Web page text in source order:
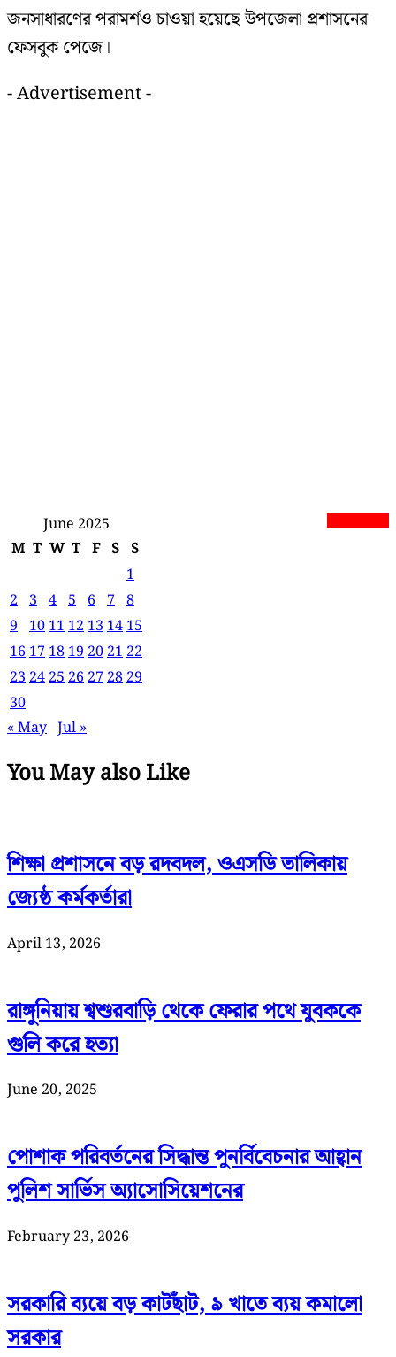
জনসাধারণের পরামর্শও চাওয়া হয়েছে উপজেলা প্রশাসনের
ফেসবুক পেজে।
- Advertisement -
June 2025
M T W T F S S
1
2 3 4 5 6 7 8
9 101112131415
16171819202122
23242526272829
30
« May Jul »
You May also Like
শিক্ষা প্রশাসনে বড় রদবদল, ওএসডি তালিকায়
জ্যেষ্ঠ কর্মকর্তারা
April 13, 2026
রাঙ্গুনিয়ায় শ্বশুরবাড়ি থেকে ফেরার পথে যুবককে
গুলি করে হত্যা
June 20, 2025
পোশাক পরিবর্তনের সিদ্ধান্ত পুনর্বিবেচনার আহ্বান
পুলিশ সার্ভিস অ্যাসোসিয়েশনের
February 23, 2026
সরকারি ব্যয়ে বড় কাটছাঁট, ৯ খাতে ব্যয় কমালো
সরকার